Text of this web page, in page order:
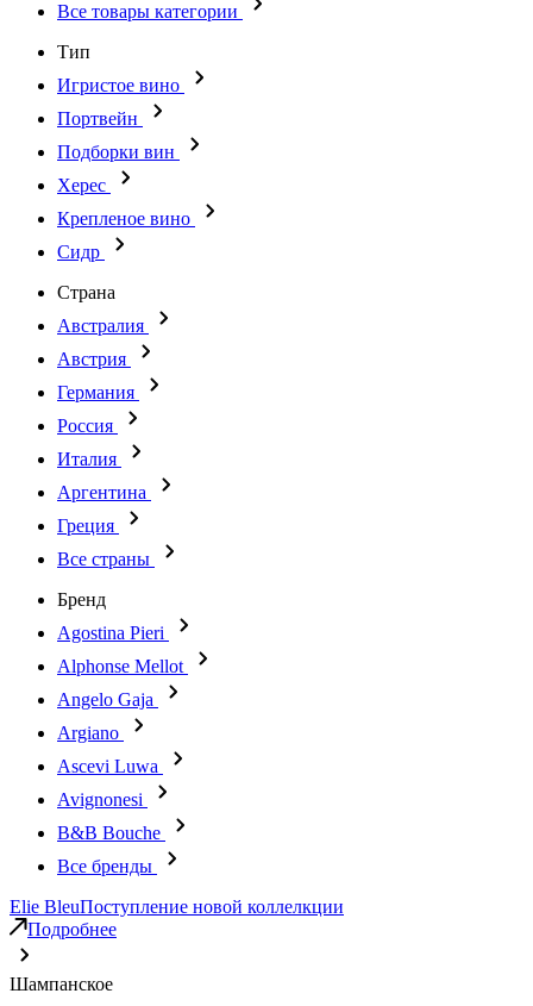
Все товары категории
Тип
Игристое вино
Портвейн
Подборки вин
Херес
Крепленое вино
Сидр
Страна
Австралия
Австрия
Германия
Россия
Италия
Аргентина
Греция
Все страны
Бренд
Agostina Pieri
Alphonse Mellot
Angelo Gaja
Argiano
Ascevi Luwa
Avignonesi
B&B Bouche
Все бренды
Elie BleuПоступление новой коллелкции
Подробнее
Шампанское